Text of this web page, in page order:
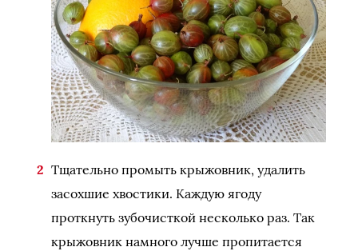
Тщательно промыть крыжовник, удалить
засохшие хвостики. Каждую ягоду
проткнуть зубочисткой несколько раз. Так
крыжовник намного лучше пропитается